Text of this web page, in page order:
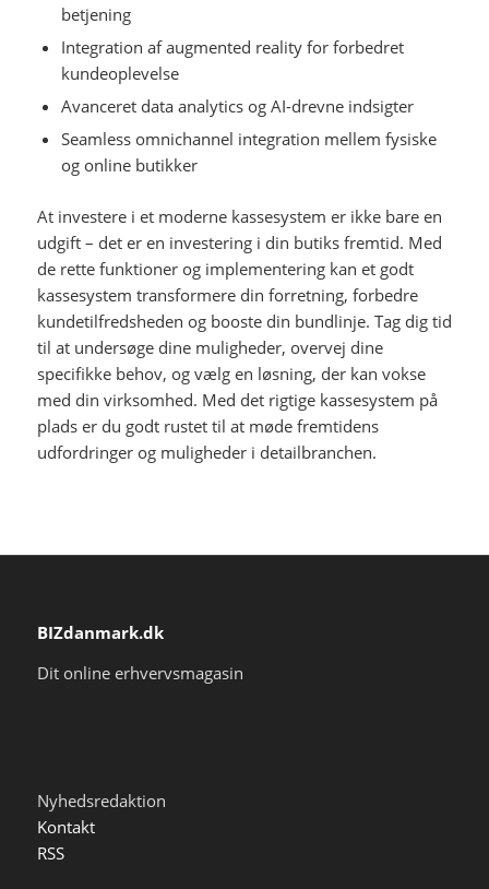
betjening
Integration af augmented reality for forbedret
kundeoplevelse
Avanceret data analytics og AI-drevne indsigter
Seamless omnichannel integration mellem fysiske
og online butikker
At investere i et moderne kassesystem er ikke bare en
udgift – det er en investering i din butiks fremtid. Med
de rette funktioner og implementering kan et godt
kassesystem transformere din forretning, forbedre
kundetilfredsheden og booste din bundlinje. Tag dig tid
til at undersøge dine muligheder, overvej dine
specifikke behov, og vælg en løsning, der kan vokse
med din virksomhed. Med det rigtige kassesystem på
plads er du godt rustet til at møde fremtidens
udfordringer og muligheder i detailbranchen.
BIZdanmark.dk
Dit online erhvervsmagasin
Nyhedsredaktion
Kontakt
RSS